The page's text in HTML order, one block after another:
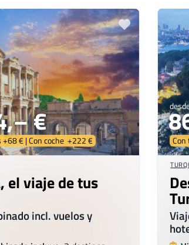
€
+68 € | Con coche +222 €
el viaje de tus
incl. vuelos y